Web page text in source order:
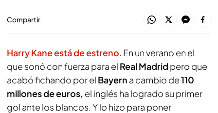
Compartir
Harry Kane está de estreno. En un verano en el
que sonó con fuerza para el Real Madrid pero que
acabó fichando por el Bayern a cambio de110
millones de euros, el inglés ha logrado su primer
gol ante los blancos. Y lo hizo para poner